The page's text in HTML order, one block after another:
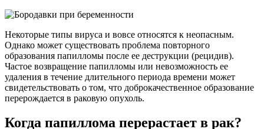
Некоторые типы вируса и вовсе относятся к неопасным.
Однако может существовать проблема повторного
образования папилломы после ее деструкции (рецидив).
Частое возвращение папилломы или невозможность ее
удаления в течение длительного периода времени может
свидетельствовать о том, что доброкачественное образование
перерождается в раковую опухоль.
Когда папиллома перерастает в рак?